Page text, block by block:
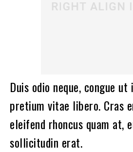
Duis odio neque, congue
pretium vitae libero. Cras
eleifend rhoncus quam at,
sollicitudin erat.